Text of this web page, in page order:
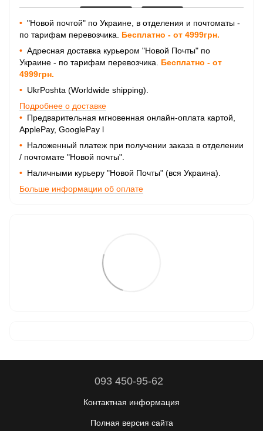
• "Новой почтой" по Украине, в отделения и почтоматы -
по тарифам перевозчика. Бесплатно - от 4999грн.
• Адресная доставка курьером "Новой Почты" по
Украине - по тарифам перевозчика. Бесплатно - от
4999грн.
• UkrPoshta (Worldwide shipping).
Подробнее о доставке
• Предварительная мгновенная онлайн-оплата картой,
ApplePay, GooglePay l
• Наложенный платеж при получении заказа в отделении
/ почтомате "Новой почты".
• Наличными курьеру "Новой Почты" (вся Украина).
Больше информации об оплате
093 450-95-62
Контактная информация
Полная версия сайта